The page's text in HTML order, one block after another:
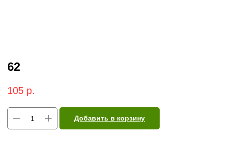
62
105 р.
Добавить в корзину